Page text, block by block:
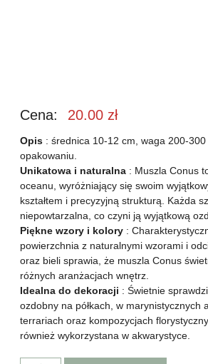
Cena: 20.00 zł
Opis : średnica 10-12 cm, waga 200-
opakowaniu.
Unikatowa i naturalna : Muszla Conus
oceanu, wyróżniający się swoim
kształtem i precyzyjną strukturą. Każda
niepowtarzalna, co czyni ją wyjątkową
Piękne wzory i kolory :
powierzchnia z naturalnymi wzorami i
oraz bieli sprawia, że muszla Conus
różnych aranżacjach wnętrz.
Idealna do dekoracji : Świetnie
ozdobny na półkach, w marynistycznych
terrariach oraz kompozycjach
również wykorzystana w akwarystyce.